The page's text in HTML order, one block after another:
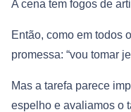
A cena tem fogos de
Então, como em todos
promessa: “vou tomar
Mas a tarefa parece
espelho e avaliamos o